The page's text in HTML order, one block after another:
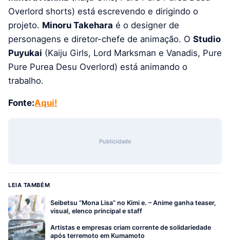
Overlord shorts) está escrevendo e dirigindo o
projeto. Minoru Takehara é o designer de
personagens e diretor-chefe de animação. O Studio
Puyukai (Kaiju Girls, Lord Marksman e Vanadis, Pure
Pure Purea Desu Overlord) está animando o
trabalho.
Fonte:Aqui!
Publicidade
LEIA TAMBÉM
Seibetsu “Mona Lisa” no Kimi e. – Anime ganha teaser,
visual, elenco principal e staff
Artistas e empresas criam corrente de solidariedade
após terremoto em Kumamoto